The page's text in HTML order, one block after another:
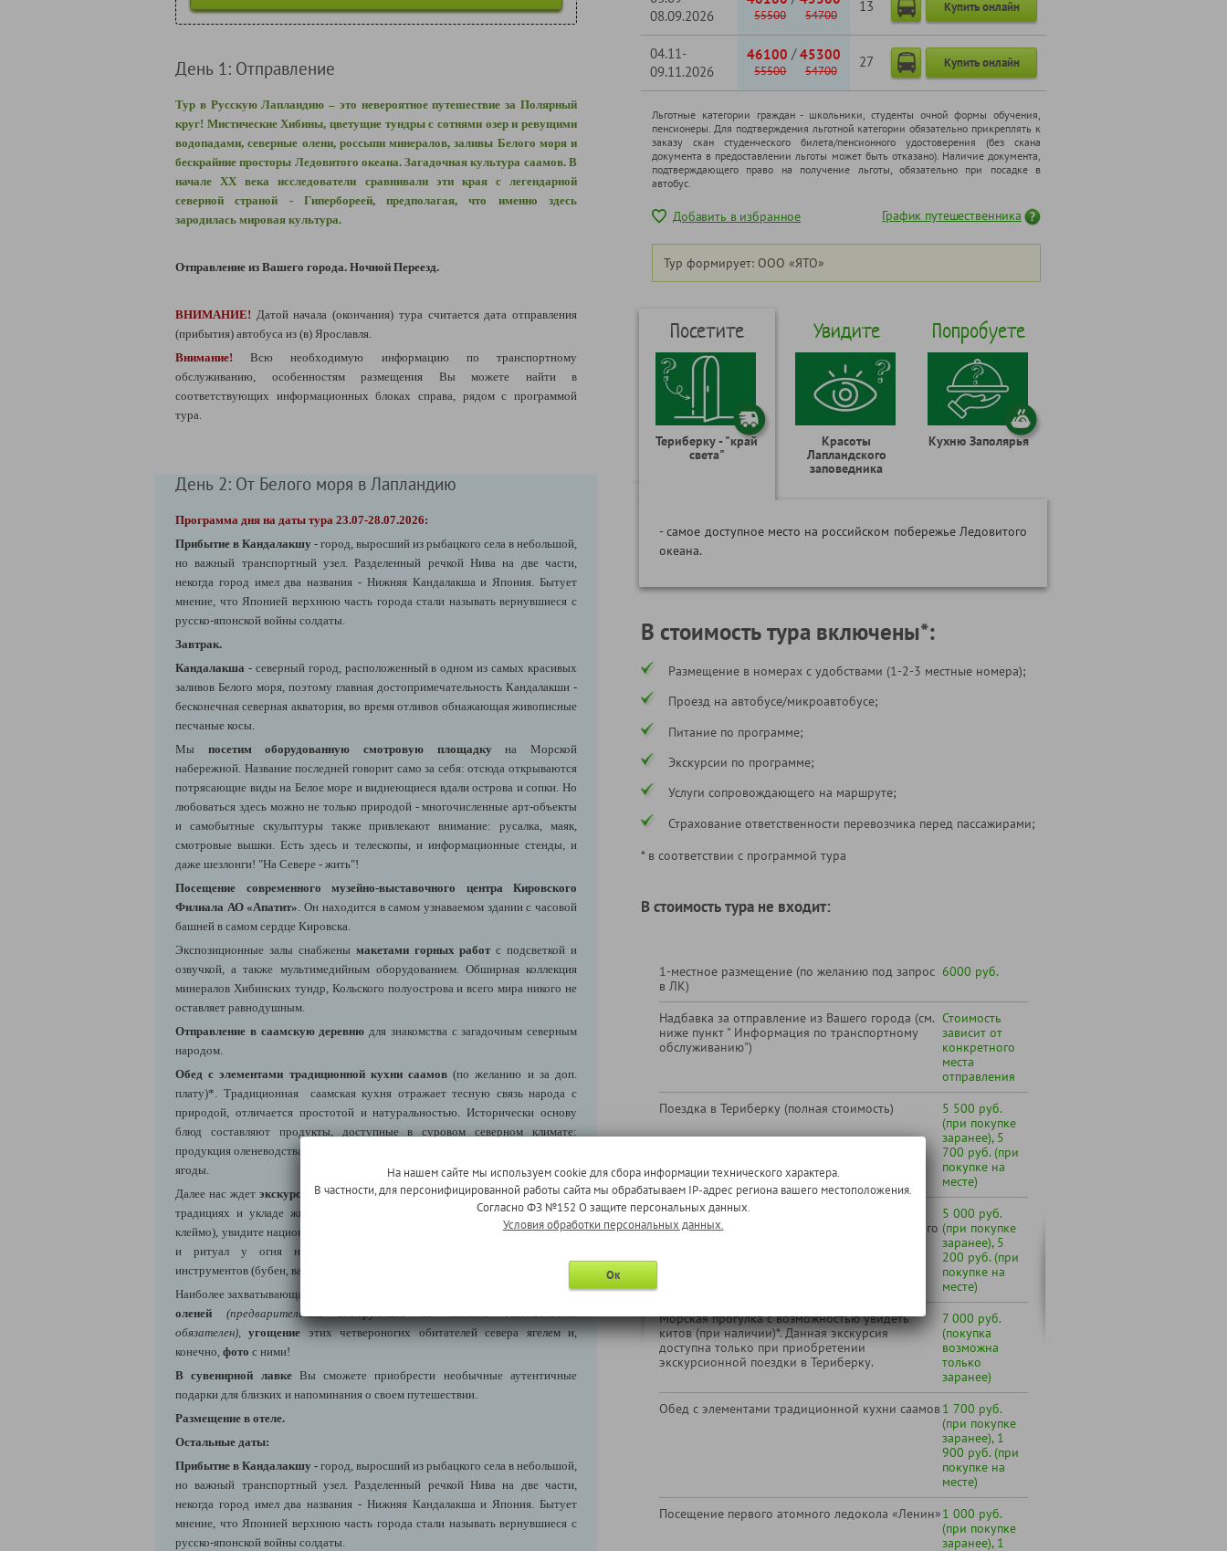
День 1: Отправление
Тур в Русскую Лапландию – это невероятное путешествие за Полярный
круг! Мистические Хибины, цветущие тундры с сотнями озер и ревущими
водопадами, северные олени, россыпи минералов, заливы Белого моря и
бескрайние просторы Ледовитого океана. Загадочная культура саамов. В
начале XX века исследователи сравнивали эти края с легендарной
северной страной - Гипербореей, предполагая, что именно здесь
зародилась мировая культура.
Отправление из Вашего города. Ночной Переезд.
ВНИМАНИЕ! Датой начала (окончания) тура считается дата отправления
(прибытия) автобуса из (в) Ярославля.
Внимание!
Всю необходимую информацию по транспортному
обслуживанию, особенностям размещения Вы можете найти в
соответствующих информационных блоках справа, рядом с программой
тура.
День 2: От Белого моря в Лапландию
Программа дня на даты тура 23.07-28.07.2026:
Прибытие в Кандалакшу - город, выросший из рыбацкого села в небольшой,
но важный транспортный узел. Разделенный речкой Нива на две части,
некогда город имел два названия - Нижняя Кандалакша и Япония. Бытует
мнение, что Японией верхнюю часть города стали называть вернувшиеся с
русско-японской войны солдаты.
Завтрак.
Кандалакша - северный город, расположенный в одном из самых красивых
заливов Белого моря, поэтому главная достопримечательность Кандалакши -
бесконечная северная акватория, во время отливов обнажающая живописные
песчаные косы.
Мы посетим оборудованную смотровую площадкуна Морской
набережной. Название последней говорит само за себя: отсюда открываются
потрясающие виды на Белое море и виднеющиеся вдали острова и сопки. Но
любоваться здесь можно не только природой - многочисленные арт-объекты
и самобытные скульптуры также привлекают внимание: русалка, маяк,
смотровые вышки. Есть здесь и телескопы, и информационные стенды, и
даже шезлонги! "На Севере - жить"!
Посещение современного музейно-выставочного центра Кировского
Филиала АО «Апатит» . Он находится в самом узнаваемом здании с часовой
башней в самом сердце Кировска.
Экспозиционные залы снабжены макетами горных работс подсветкой и
озвучкой, а также мультимедийным оборудованием. Обширная коллекция
минералов Хибинских тундр, Кольского полуострова и всего мира никого не
оставляет равнодушным.
Отправление в саамскую деревню для знакомства с загадочным северным
народом.
Обед с элементами традиционной кухни саамов (по желанию и за доп.
плату)*. Традиционная саамская кухня отражает тесную связь народа с
природой, отличается простотой и натуральностью. Исторически основу
блюд составляют продукты, доступные в суровом северном климате:
продукция оленеводства, рыболовства и охоты, а так же полезные растения и
ягоды.
Далее нас ждет экскурсия по саамской деревне. Вы узнаете о религиозных
традициях и укладе жизни саами, познакомитесь и их символикой (флаг,
клеймо), увидите национальные одежды и жилище "Вежа", а если повезёт, то
и ритуал у огня нойда (шамана) с использованием музыкальных
инструментов (бубен, варган).
Наиболее захватывающая часть программы -
посещение кораля - загона для
оленей
(предварительный инструктаж по технике безопасности
обязателен) ,угощение этих четвероногих обитателей севера ягелем и,
конечно, фото с ними!
В сувенирной лавкеВы сможете приобрести необычные аутентичные
подарки для близких и напоминания о своем путешествии.
Размещение в отеле.
Остальные даты:
Прибытие в Кандалакшу - город, выросший из рыбацкого села в небольшой,
но важный транспортный узел. Разделенный речкой Нива на две части,
некогда город имел два названия - Нижняя Кандалакша и Япония. Бытует
мнение, что Японией верхнюю часть города стали называть вернувшиеся с
русско-японской войны солдаты.
08.09.2026
55500 54700
13 Купить онлайн
04.11-
09.11.2026
46100 /45300
55500 54700
27 Купить онлайн
Льготные категории граждан - школьники, cтуденты очной формы обучения,
пенсионеры. Для подтверждения льготной категории обязательно прикреплять к
заказу скан студенческого билета/пенсионного удостоверения (без скана
документа в предоставлении льготы может быть отказано). Наличие документа,
подтверждающего право на получение льготы, обязательно при посадке в
автобус.
Добавить в избранное График путешественника
Тур формирует: ООО «ЯТО»
Посетите
Териберку - "край
света"
Увидите
Красоты
Лапландского
заповедника
Попробуете
Кухню Заполярья
- самое доступное место на российском побережье Ледовитого
океана.
В стоимость тура включены*:
Размещение в номерах с удобствами (1-2-3 местные номера);
Проезд на автобусе/микроавтобусе;
Питание по программе;
Экскурсии по программе;
Услуги сопровождающего на маршруте;
Страхование ответственности перевозчика перед пассажирами;
* в соответствии с программой тура
В стоимость тура не входит:
1-местное размещение (по желанию под запрос
в ЛК)
6000 руб.
Надбавка за отправление из Вашего города (см.
ниже пункт " Информация по транспортному
обслуживанию")
Стоимость
зависит от
конкретного
места
отправления
Поездка в Териберку (полная стоимость)
5 500 руб.
(при покупке
заранее), 5
700 руб. (при
покупке на
месте)
Поездка в Териберку (льготная стоимость -
школьники, студенты, граждане РФ пенсионного
5 000 руб.
(при покупке
заранее), 5
200 руб. (при
покупке на
месте)
Морская прогулка с возможностью увидеть
китов (при наличии)*. Данная экскурсия
доступна только при приобретении
экскурсионной поездки в Териберку.
7 000 руб.
(покупка
возможна
только
заранее)
Обед с элементами традиционной кухни саамов 1 700 руб.
(при покупке
заранее), 1
900 руб. (при
покупке на
месте)
Посещение первого атомного ледокола «Ленин»1 000 руб.
(при покупке
заранее), 1
На нашем сайте мы используем cookie для сбора информации технического характера.
В частности, для персонифицированной работы сайта мы обрабатываем IP-адрес региона вашего местоположения.
Согласно ФЗ №152 О защите персональных данных.
Условия обработки персональных данных.
Ок